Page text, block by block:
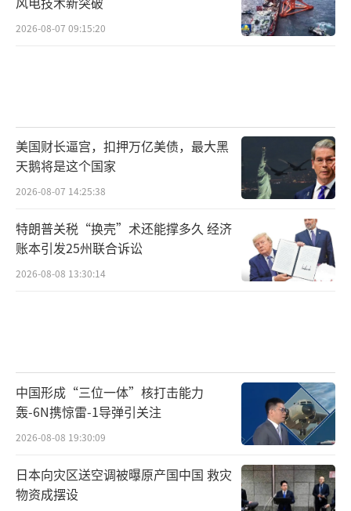
2026-08-07 09:15:20
美国财长逼宫，扣押万亿美债，最大黑
天鹅将是这个国家
2026-08-07 14:25:38
特朗普关税“换壳”术还能撑多久 经济
账本引发25州联合诉讼
2026-08-08 13:30:14
中国形成“三位一体”核打击能力
轰-6N携惊雷-1导弹引关注
2026-08-08 19:30:09
日本向灾区送空调被曝原产国中国 救灾
物资成摆设